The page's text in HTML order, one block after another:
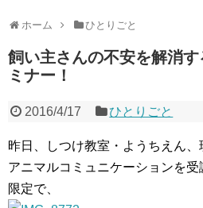
ホーム ひとりごと
飼い主さんの不安を解消
ミナー！
2016/4/17 ひとりごと
昨日、しつけ教室・ようちえん、
アニマルコミュニケーションを
限定で、